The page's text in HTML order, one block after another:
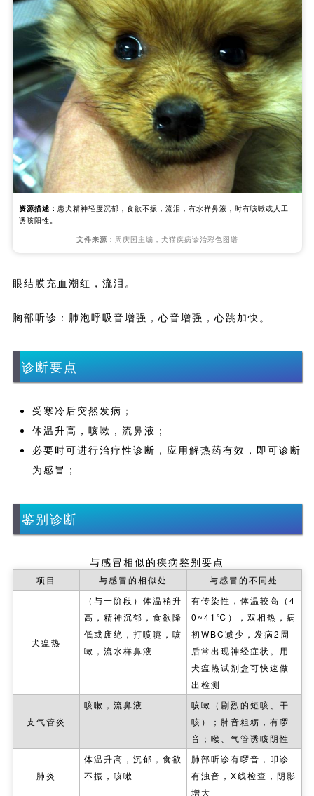
资源描述：患犬精神轻度沉郁，食欲不振，流泪，有水样鼻液，时有咳嗽或人工
诱咳阳性。
文件来源： 周庆国主编，犬猫疾病诊治彩色图谱
眼结膜充血潮红，流泪。
胸部听诊：肺泡呼吸音增强，心音增强，心跳加快。
诊断要点
受寒冷后突然发病；
体温升高，咳嗽，流鼻液；
必要时可进行治疗性诊断，应用解热药有效，即可诊断
为感冒；
鉴别诊断
与感冒相似的疾病鉴别要点
项目 与感冒的相似处 与感冒的不同处
犬瘟热
（与一阶段）体温稍升
高，精神沉郁，食欲降
低或废绝，打喷嚏，咳
嗽，流水样鼻液
有传染性，体温较高（4
0~41℃），双相热，病
初WBC减少，发病2周
后常出现神经症状。用
犬瘟热试剂盒可快速做
出检测
支气管炎
咳嗽，流鼻液
咳嗽（剧烈的短咳、干
咳）；肺音粗粝，有啰
音；喉、气管诱咳阴性
肺炎
体温升高，沉郁，食欲
不振，咳嗽
肺部听诊有啰音，叩诊
有浊音，X线检查，阴影
增大